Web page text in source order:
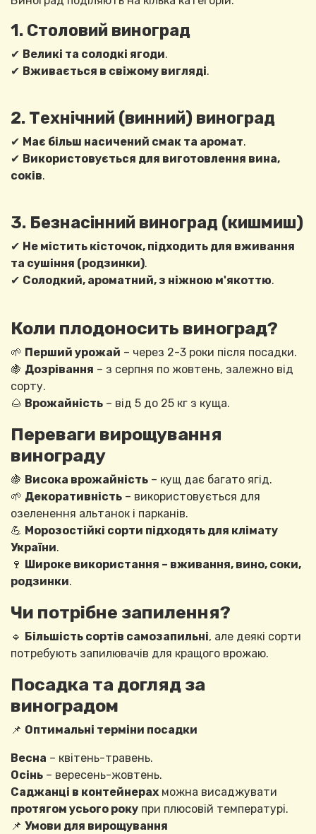
1. Столовий виноград
✔ Великі та солодкі ягоди.
✔ Вживається в свіжому вигляді.
2. Технічний (винний) виноград
✔ Має більш насичений смак та аромат.
✔ Використовується для виготовлення вина,
соків.
3. Безнасінний виноград (кишмиш)
✔ Не містить кісточок, підходить для вживання
та сушіння (родзинки).
✔ Солодкий, ароматний, з ніжною м'якоттю.
Коли плодоносить виноград?
🌱 Перший урожай – через 2-3 роки після посадки.
🍇 Дозрівання – з серпня по жовтень, залежно від
сорту.
🌰 Врожайність – від 5 до 25 кг з куща.
Переваги вирощування
винограду
🍇 Висока врожайність – кущ дає багато ягід.
🌱 Декоративність – використовується для
озеленення альтанок і парканів.
💪 Морозостійкі сорти підходять для клімату
України.
🍷 Широке використання – вживання, вино, соки,
родзинки.
Чи потрібне запилення?
🔹 Більшість сортів самозапильні, але деякі сорти
потребують запилювачів для кращого врожаю.
Посадка та догляд за
виноградом
📌 Оптимальні терміни посадки
Весна – квітень-травень.
Осінь – вересень-жовтень.
Саджанці в контейнерах можна висаджувати
протягом усього року при плюсовій температурі.
📌 Умови для вирощування